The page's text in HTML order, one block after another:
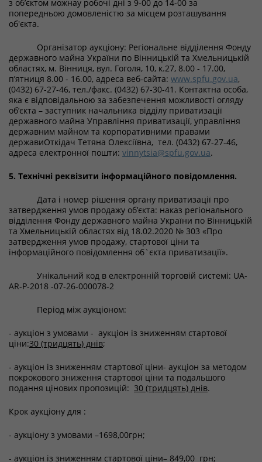
з об’єктом можнау робочі дні з 9-00 до 14-00 за
попередньою домовленістю за місцем розташування
об'єкта.
Організатор аукціону: Регіональне відділення Фонду
державного майна України по Вінницькій та Хмельницькій
областях, м. Вінниця, вул. Гоголя, 10, к.27, 8.00 - 17.00,
п’ятниця 8.00 - 16.00, адреса веб-сайта: www.spfu.gov.ua,
(0432) 67-27-46, тел./факс. (0432) 67-30-41. Контактна особа,
яка є відповідальною за забезпечення можливості огляду
об’єкта – заступник начальника відділу приватизації
державного майна Управління приватизації, управління
державним майном та корпоративними правами
державиОткідач Тетяна Олексіївна, тел. (0432) 67-27-46,
адреса електронної пошти: vinnytsia@spfu.gov.ua.
5. Технічні реквізити інформаційного повідомлення.
Дата і номер рішення органу приватизації про
затвердження умов продажу об’єкта: наказ регіонального
відділення Фонду державного майна України по Вінницькій
та Хмельницькій областях від 18.02.2020 № 303 «Про
затвердження умов продажу, стартової ціни та
інформаційного повідомлення об`єкта приватизації».
Унікальний код в електронній торговій системі: UA-
AR-P-2018 -07-26-000078-2
Період між аукціоном:
- аукціон з умовами - аукціон із зниженням стартової
ціни:30 (тридцять) днів;
- аукціон із зниженням стартової ціни- аукціон за методом
покрокового зниження стартової ціни та подальшого
подання цінових пропозицій: 30 (тридцять) днів.
Крок аукціону для :
- аукціону з умовами –1698,00грн;
- аукціон із зниженням стартової ціни– 849,00 грн;